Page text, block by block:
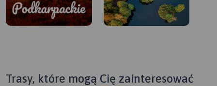
Trasy, które mogą Cię zainteresować